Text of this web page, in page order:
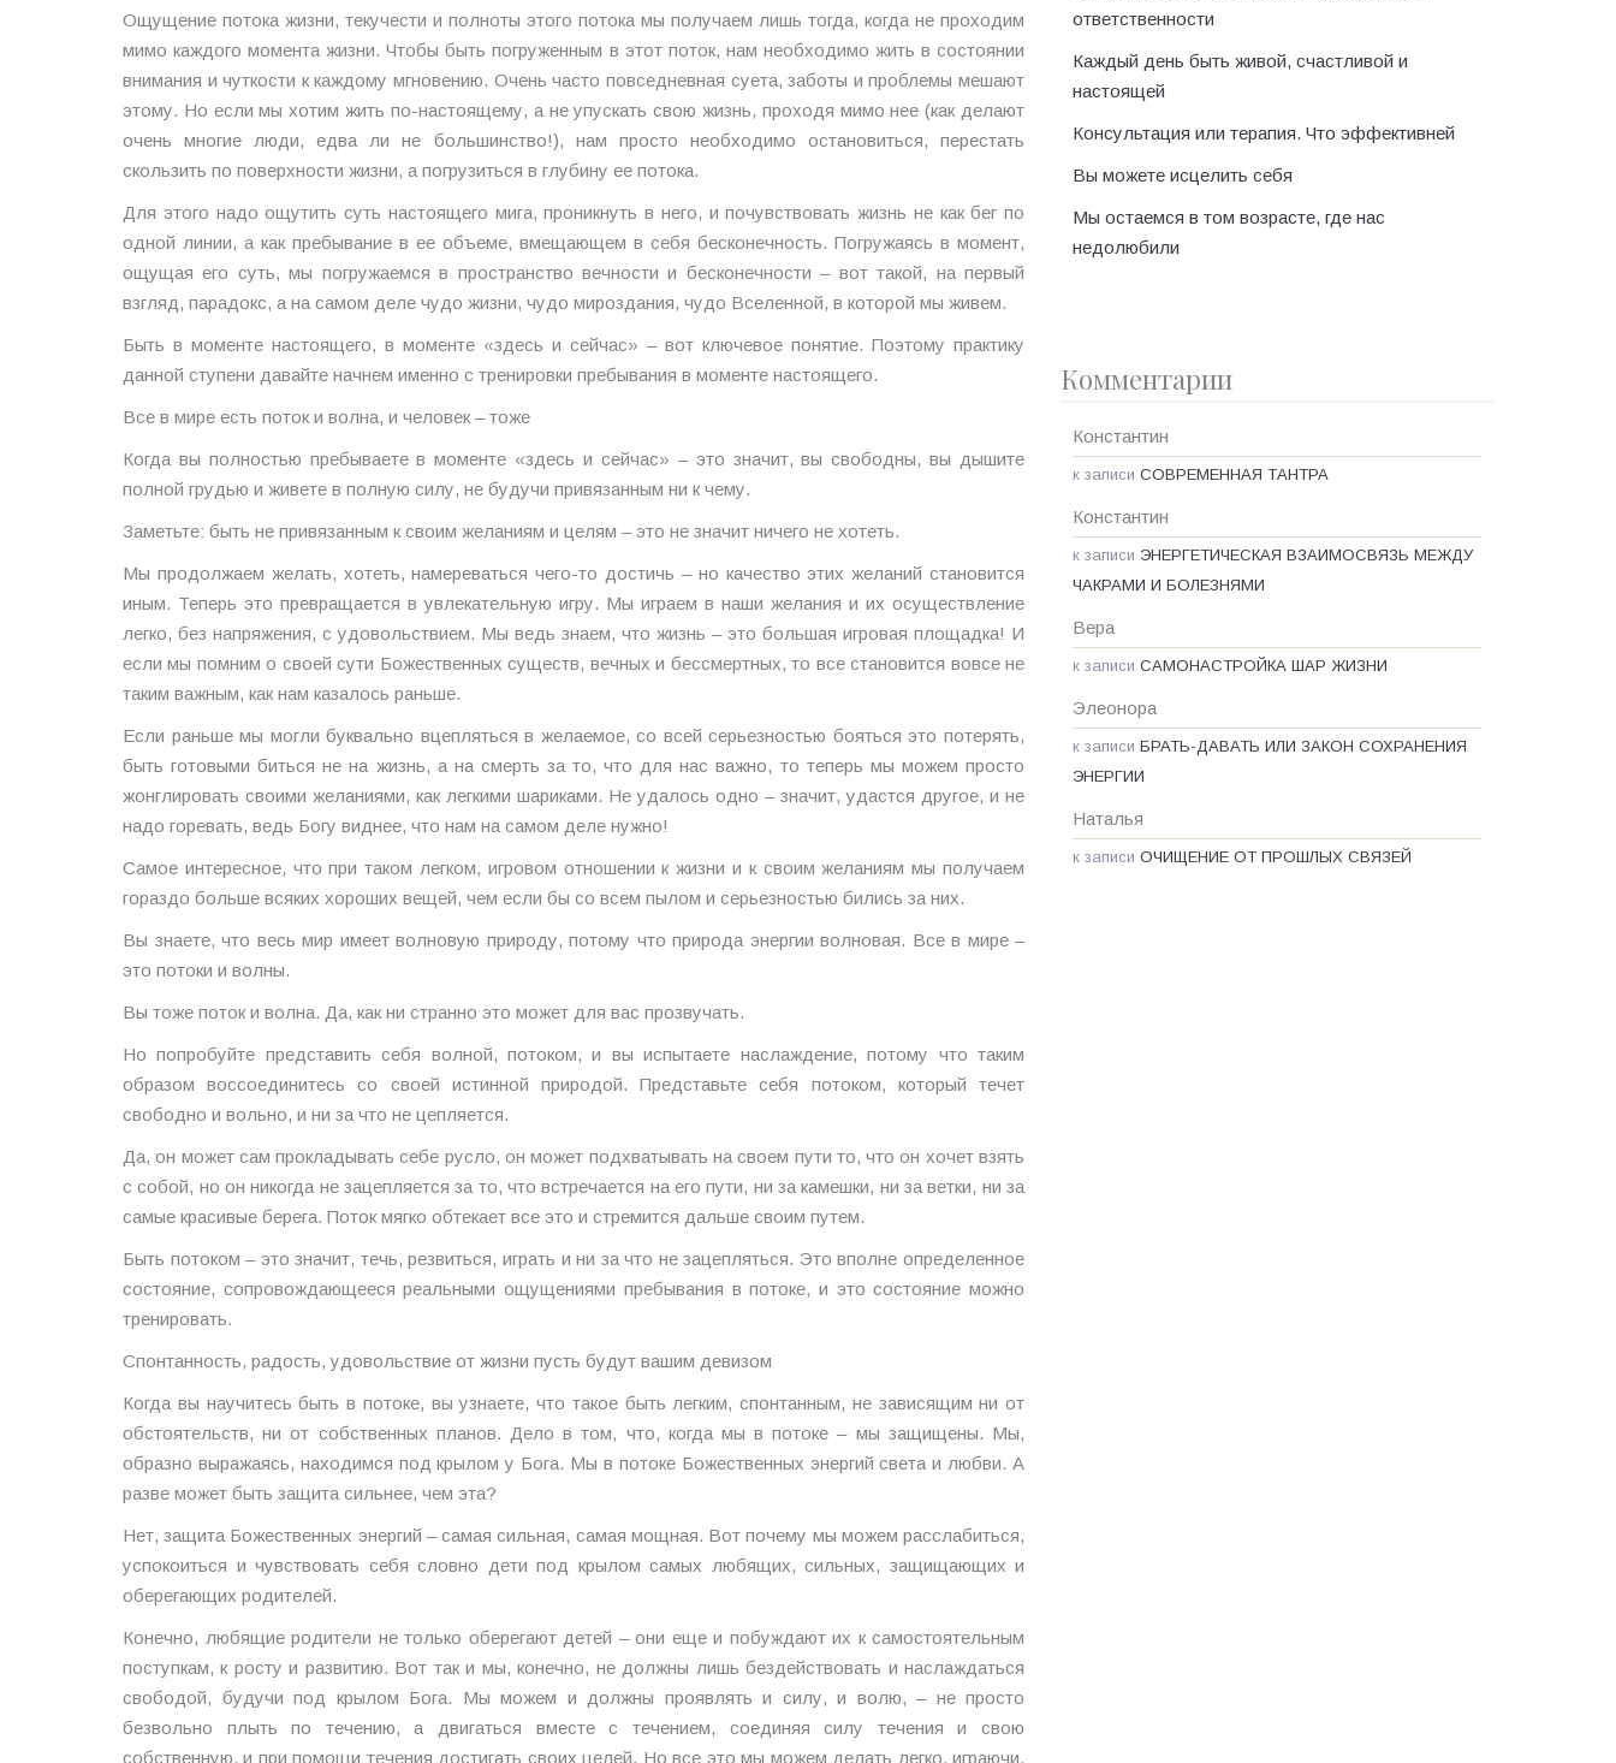
Ощущение потока жизни, текучести и полноты этого потока мы получаем лишь тогда, когда не проходим
мимо каждого момента жизни. Чтобы быть погруженным в этот поток, нам необходимо жить в состоянии
внимания и чуткости к каждому мгновению. Очень часто повседневная суета, заботы и проблемы мешают
этому. Но если мы хотим жить по-настоящему, а не упускать свою жизнь, проходя мимо нее (как делают
очень многие люди, едва ли не большинство!), нам просто необходимо остановиться, перестать
скользить по поверхности жизни, а погрузиться в глубину ее потока.
Для этого надо ощутить суть настоящего мига, проникнуть в него, и почувствовать жизнь не как бег по
одной линии, а как пребывание в ее объеме, вмещающем в себя бесконечность. Погружаясь в момент,
ощущая его суть, мы погружаемся в пространство вечности и бесконечности – вот такой, на первый
взгляд, парадокс, а на самом деле чудо жизни, чудо мироздания, чудо Вселенной, в которой мы живем.
Быть в моменте настоящего, в моменте «здесь и сейчас» – вот ключевое понятие. Поэтому практику
данной ступени давайте начнем именно с тренировки пребывания в моменте настоящего.
Все в мире есть поток и волна, и человек – тоже
Когда вы полностью пребываете в моменте «здесь и сейчас» – это значит, вы свободны, вы дышите
полной грудью и живете в полную силу, не будучи привязанным ни к чему.
Заметьте: быть не привязанным к своим желаниям и целям – это не значит ничего не хотеть.
Мы продолжаем желать, хотеть, намереваться чего-то достичь – но качество этих желаний становится
иным. Теперь это превращается в увлекательную игру. Мы играем в наши желания и их осуществление
легко, без напряжения, с удовольствием. Мы ведь знаем, что жизнь – это большая игровая площадка! И
если мы помним о своей сути Божественных существ, вечных и бессмертных, то все становится вовсе не
таким важным, как нам казалось раньше.
Если раньше мы могли буквально вцепляться в желаемое, со всей серьезностью бояться это потерять,
быть готовыми биться не на жизнь, а на смерть за то, что для нас важно, то теперь мы можем просто
жонглировать своими желаниями, как легкими шариками. Не удалось одно – значит, удастся другое, и не
надо горевать, ведь Богу виднее, что нам на самом деле нужно!
Самое интересное, что при таком легком, игровом отношении к жизни и к своим желаниям мы получаем
гораздо больше всяких хороших вещей, чем если бы со всем пылом и серьезностью бились за них.
Вы знаете, что весь мир имеет волновую природу, потому что природа энергии волновая. Все в мире –
это потоки и волны.
Вы тоже поток и волна. Да, как ни странно это может для вас прозвучать.
Но попробуйте представить себя волной, потоком, и вы испытаете наслаждение, потому что таким
образом воссоединитесь со своей истинной природой. Представьте себя потоком, который течет
свободно и вольно, и ни за что не цепляется.
Да, он может сам прокладывать себе русло, он может подхватывать на своем пути то, что он хочет взять
с собой, но он никогда не зацепляется за то, что встречается на его пути, ни за камешки, ни за ветки, ни за
самые красивые берега. Поток мягко обтекает все это и стремится дальше своим путем.
Быть потоком – это значит, течь, резвиться, играть и ни за что не зацепляться. Это вполне определенное
состояние, сопровождающееся реальными ощущениями пребывания в потоке, и это состояние можно
тренировать.
Спонтанность, радость, удовольствие от жизни пусть будут вашим девизом
Когда вы научитесь быть в потоке, вы узнаете, что такое быть легким, спонтанным, не зависящим ни от
обстоятельств, ни от собственных планов. Дело в том, что, когда мы в потоке – мы защищены. Мы,
образно выражаясь, находимся под крылом у Бога. Мы в потоке Божественных энергий света и любви. А
разве может быть защита сильнее, чем эта?
Нет, защита Божественных энергий – самая сильная, самая мощная. Вот почему мы можем расслабиться,
успокоиться и чувствовать себя словно дети под крылом самых любящих, сильных, защищающих и
оберегающих родителей.
Конечно, любящие родители не только оберегают детей – они еще и побуждают их к самостоятельным
поступкам, к росту и развитию. Вот так и мы, конечно, не должны лишь бездействовать и наслаждаться
свободой, будучи под крылом Бога. Мы можем и должны проявлять и силу, и волю, – не просто
безвольно плыть по течению, а двигаться вместе с течением, соединяя силу течения и свою
собственную, и при помощи течения достигать своих целей. Но все это мы можем делать легко, играючи,
ответственности
Каждый день быть живой, счастливой и
настоящей
Консультация или терапия. Что эффективней
Вы можете исцелить себя
Мы остаемся в том возрасте, где нас
недолюбили
Комментарии
Константин
к записи СОВРЕМЕННАЯ ТАНТРА
Константин
к записи ЭНЕРГЕТИЧЕСКАЯ ВЗАИМОСВЯЗЬ МЕЖДУ
ЧАКРАМИ И БОЛЕЗНЯМИ
Вера
к записи САМОНАСТРОЙКА ШАР ЖИЗНИ
Элеонора
к записи БРАТЬ-ДАВАТЬ ИЛИ ЗАКОН СОХРАНЕНИЯ
ЭНЕРГИИ
Наталья
к записи ОЧИЩЕНИЕ ОТ ПРОШЛЫХ СВЯЗЕЙ